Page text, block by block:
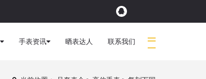
手表资讯 晒表达人 联系我们